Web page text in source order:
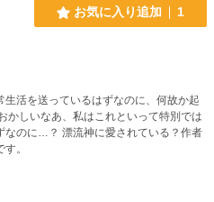
お気に入り追加 1
生活を送っているはずなのに、何故か起
かしいなあ、私はこれといって特別では
愛されている？作者
。